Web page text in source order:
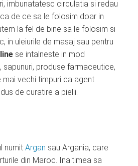
imbunatatesc circulatia si redau
de ce sa le folosim doar in
la fel de bine sa le folosim si
in uleiurile de masaj sau pentru
se intalneste in mod
sapunuri, produse farmaceutice,
vechi timpuri ca agent
de curatire a pielii.
numit Argan sau Argania, care
din Maroc. Inaltimea sa